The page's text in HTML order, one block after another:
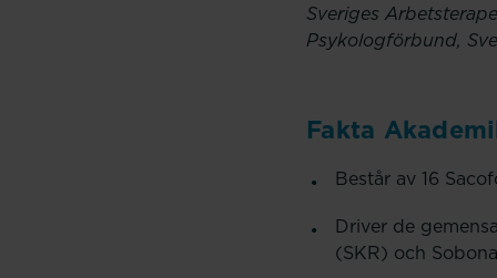
Sveriges
Psykologförbund,
Fakta
Består av 16
Driver de
(SKR) och